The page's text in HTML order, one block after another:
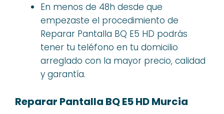
En menos de 48h desde que
empezaste el procedimiento de
Reparar Pantalla BQ E5 HD podrás
tener tu teléfono en tu domicilio
arreglado con la mayor precio, calidad
y garantía.
Reparar Pantalla BQ E5 HD Murcia